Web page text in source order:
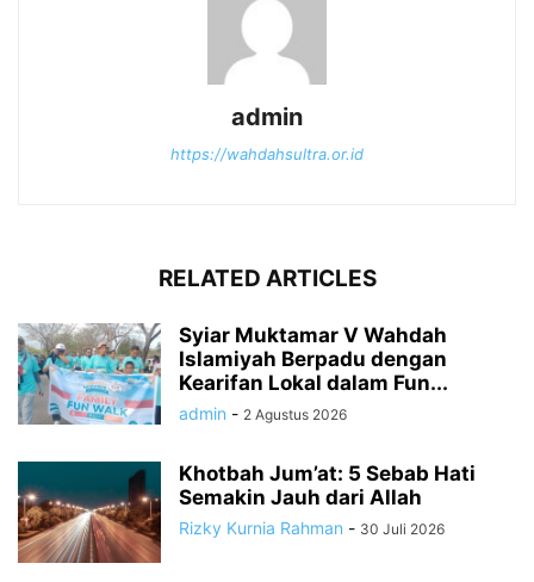
admin
https://wahdahsultra.or.id
RELATED ARTICLES
Syiar Muktamar V Wahdah
Islamiyah Berpadu dengan
Kearifan Lokal dalam Fun...
admin - 2 Agustus 2026
Khotbah Jum’at: 5 Sebab Hati
Semakin Jauh dari Allah
Rizky Kurnia Rahman - 30 Juli 2026